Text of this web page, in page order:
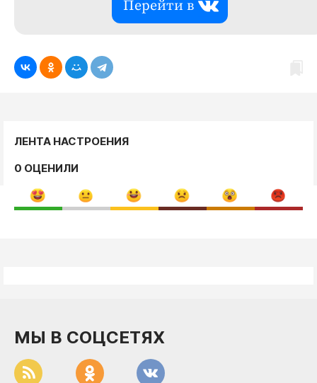
Перейти в
ЛЕНТА НАСТРОЕНИЯ
0 ОЦЕНИЛИ
МЫ В СОЦСЕТЯХ